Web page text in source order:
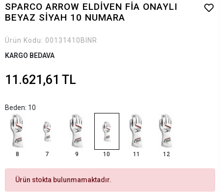
SPARCO ARROW ELDİVEN FİA ONAYLI
BEYAZ SİYAH 10 NUMARA
Ürün Kodu: 00131410BINR
KARGO BEDAVA
11.621,61 TL
Beden: 10
8 7 9 10 11 12
Ürün stokta bulunmamaktadır.